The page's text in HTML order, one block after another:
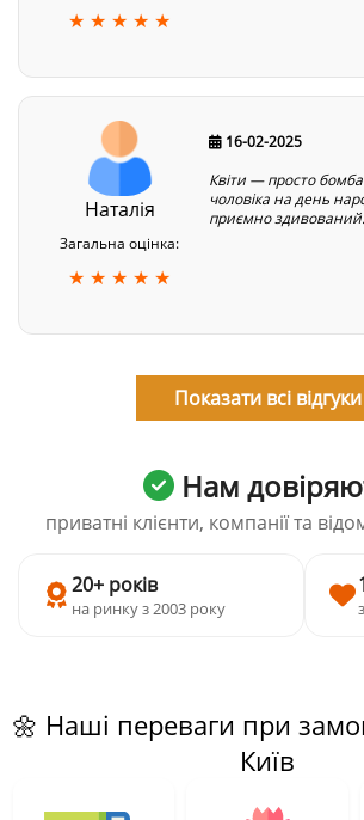
★ ★ ★ ★ ★
Наталія
Загальна оцінка:
★ ★ ★ ★ ★
16-02-2025
Квіти — просто
чоловіка на день
приємно
Показати всі відгуки
Нам
приватні клієнти, компанії та
20+ років
на ринку з 2003 року
🌼 Наші переваги при
Київ